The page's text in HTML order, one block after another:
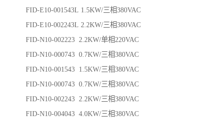
FID-E10-001543L 1.5KW/三相380VAC
FID-E10-002243L 2.2KW/三相380VAC
FID-N10-002223 2.2KW/单相220VAC
FID-N10-000743 0.7KW/三相380VAC
FID-N10-001543 1.5KW/三相380VAC
FID-N10-000743 0.7KW/三相380VAC
FID-N10-002243 2.2KW/三相380VAC
FID-N10-004043 4.0KW/三相380VAC